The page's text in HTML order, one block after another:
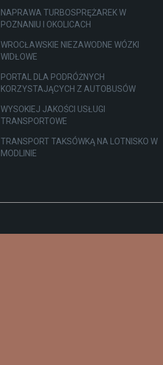
NAPRAWA TURBOSPRĘŻAREK W
POZNANIU I OKOLICACH
WROCŁAWSKIE NIEZAWODNE WÓZKI
WIDŁOWE
PORTAL DLA PODRÓŻNYCH
KORZYSTAJĄCYCH Z AUTOBUSÓW
WYSOKIEJ JAKOŚCI USŁUGI
TRANSPORTOWE
TRANSPORT TAKSÓWKĄ NA LOTNISKO W
MODLINIE